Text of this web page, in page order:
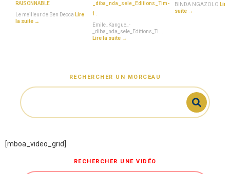
RAISONNABLE
Le meilleur de Ben Decca Lire
la suite →
_diba_nda_sele_Editions_Tim-
1.
Emile_Kangue_-
_diba_nda_sele_Editions_Ti...
Lire la suite →
BINDA NGAZOLO Lire
suite →
RECHERCHER UN MORCEAU
[mboa_video_grid]
RECHERCHER UNE VIDÉO